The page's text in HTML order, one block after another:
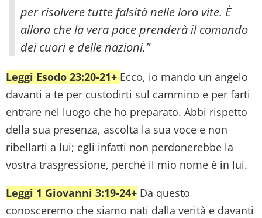
per risolvere tutte falsità nelle loro vite. È
allora che la vera pace prenderà il comando
dei cuori e delle nazioni.”
Leggi Esodo 23:20-21+ Ecco, io mando un angelo
davanti a te per custodirti sul cammino e per farti
entrare nel luogo che ho preparato. Abbi rispetto
della sua presenza, ascolta la sua voce e non
ribellarti a lui; egli infatti non perdonerebbe la
vostra trasgressione, perché il mio nome è in lui.
Leggi 1 Giovanni 3:19-24+ Da questo
conosceremo che siamo nati dalla verità e davanti